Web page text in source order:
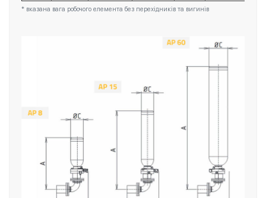
* вказана вага робочого елемента без перехідників та вигинів